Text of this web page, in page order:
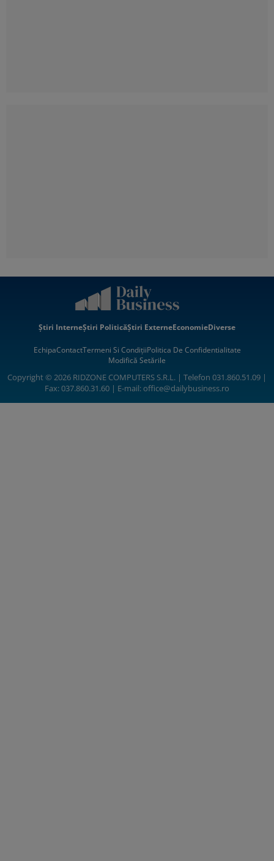
Știri InterneȘtiri PoliticăȘtiri ExterneEconomieDiverse
EchipaContactTermeni Si CondițiiPolitica De Confidentialitate
Modifică Setările
Copyright © 2026 RIDZONE COMPUTERS S.R.L. | Telefon 031.860.51.09 |
Fax: 037.860.31.60 | E-mail:office@dailybusiness.ro